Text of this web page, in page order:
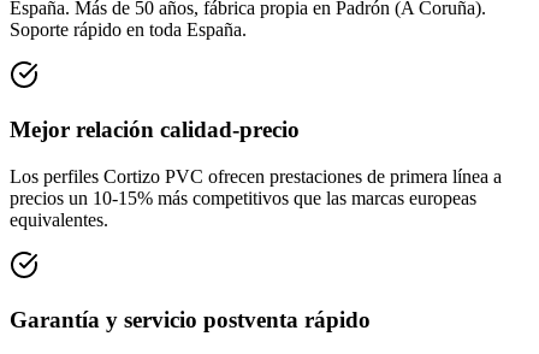
España. Más de 50 años, fábrica propia en Padrón (A Coruña).
Soporte rápido en toda España.
Mejor relación calidad-precio
Los perfiles Cortizo PVC ofrecen prestaciones de primera línea a
precios un 10-15% más competitivos que las marcas europeas
equivalentes.
Garantía y servicio postventa rápido